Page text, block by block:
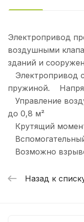
Электропривод
воздушными
зданий и
Электропривод
пружиной.
Управление
до 0,8 м²
Крутящий
Возможно
Назад к